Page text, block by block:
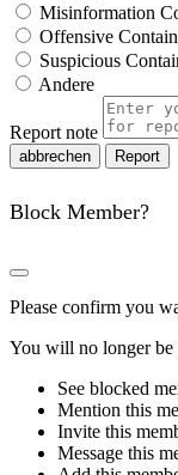
Misinformation
Offensive
Suspicious
Andere
Report note
Report
Block Member?
Please confirm you
You will no longer be
See blocked
Mention this
Invite this
Message this